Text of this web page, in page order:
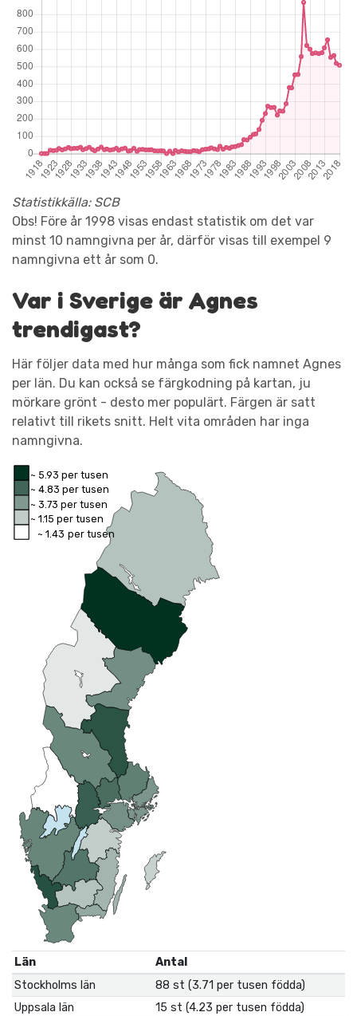
Statistikkälla: SCB
Obs! Före år 1998 visas endast statistik om det var
minst 10 namngivna per år, därför visas till exempel 9
namngivna ett år som 0.
Var i Sverige är Agnes
trendigast?
Här följer data med hur många som fick namnet Agnes
per län. Du kan också se färgkodning på kartan, ju
mörkare grönt - desto mer populärt. Färgen är satt
relativt till rikets snitt. Helt vita områden har inga
namngivna.
~ 5.93 per tusen
~ 4.83 per tusen
~ 3.73 per tusen
~ 1.15 per tusen
~ 1.43 per tusen
Län
Antal
Stockholms län
88 st (3.71 per tusen födda)
Uppsala län
15 st (4.23 per tusen födda)